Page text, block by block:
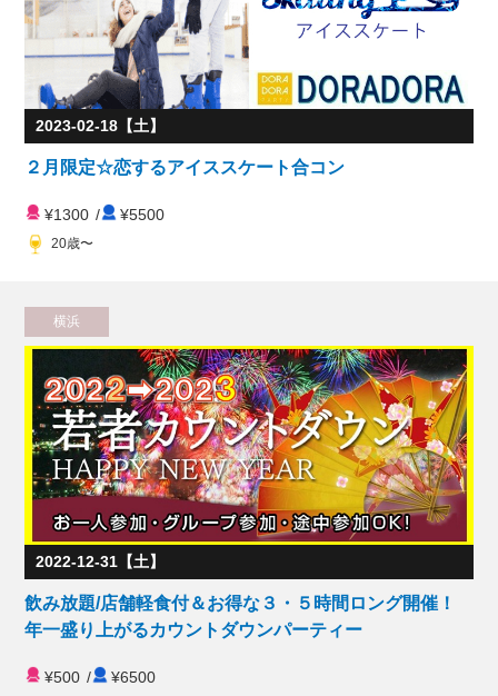
2023-02-18【土】
２月限定☆恋するアイススケート合コン
¥1300 / ¥5500
20歳〜
横浜
2022-12-31【土】
飲み放題/店舗軽食付＆お得な３・５時間ロング開催！
年一盛り上がるカウントダウンパーティー
¥500 / ¥6500